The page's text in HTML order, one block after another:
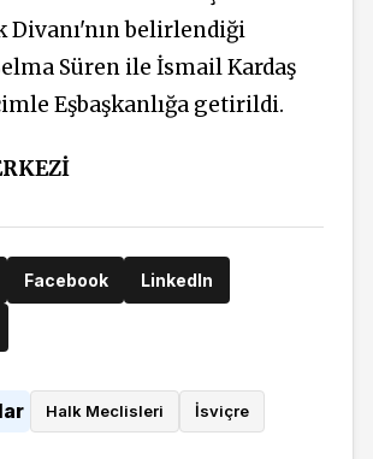
Divanı'nın belirlendiği
Süren ile İsmail Kardaş
Eşbaşkanlığa getirildi.
Facebook LinkedIn
Halk Meclisleri İsviçre